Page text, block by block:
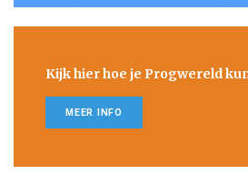
Kijk hier hoe je Progwereld
MEER INFO